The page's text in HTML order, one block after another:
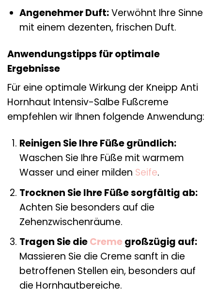
Angenehmer Duft:Verwöhnt Ihre Sinne
mit einem dezenten, frischen Duft.
Anwendungstipps für optimale
Ergebnisse
Für eine optimale Wirkung der Kneipp Anti
Hornhaut Intensiv-Salbe Fußcreme
empfehlen wir Ihnen folgende Anwendung:
Reinigen Sie Ihre Füße gründlich:
Waschen Sie Ihre Füße mit warmem
Wasser und einer milden Seife.
Trocknen Sie Ihre Füße sorgfältig ab:
Achten Sie besonders auf die
Zehenzwischenräume.
Tragen Sie dieCreme großzügig auf:
Massieren Sie die Creme sanft in die
betroffenen Stellen ein, besonders auf
die Hornhautbereiche.